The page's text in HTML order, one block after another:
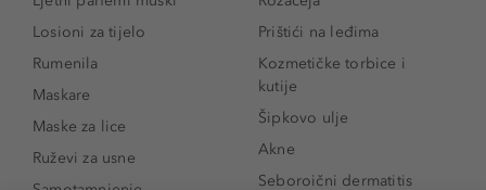
Losioni za tijelo
Rumenila
Maskare
Maske za lice
Ruževi za usne
Prištići na leđima
Kozmetičke torbice i
kutije
Šipkovo ulje
Akne
Seboroični dermatitis